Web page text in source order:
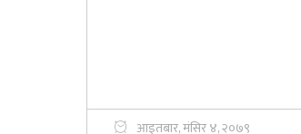
आइतबार, मंसिर ४, २०७९